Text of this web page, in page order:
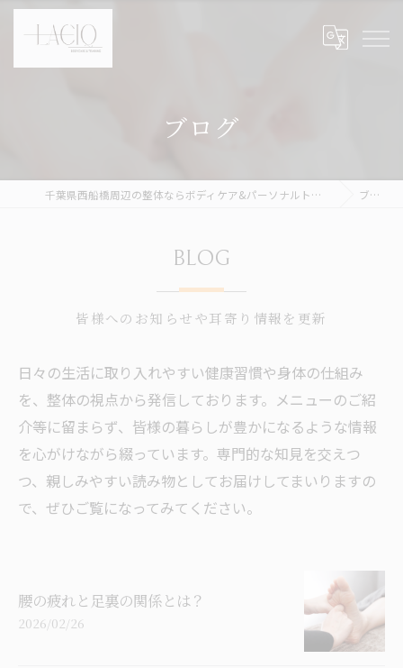
ブログ
千葉県西船橋周辺の整体ならボディケア&パーソナルトレーニング LACIQ ブログ
BLOG
皆様へのお知らせや耳寄り情報を更新
日々の生活に取り入れやすい健康習慣や身体の仕組み
を、整体の視点から発信しております。メニューのご紹
介等に留まらず、皆様の暮らしが豊かになるような情報
を心がけながら綴っています。専門的な知見を交えつ
つ、親しみやすい読み物としてお届けしてまいりますの
で、ぜひご覧になってみてください。
腰の疲れと足裏の関係とは？
2026/02/26